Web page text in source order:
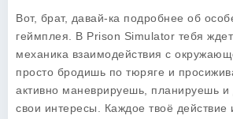
Вот, брат, давай-ка подробнее об
геймплея. В Prison Simulator тебя
механика взаимодействия с
просто бродишь по тюряге и
активно маневрируешь, планируешь
свои интересы. Каждое твоё действие